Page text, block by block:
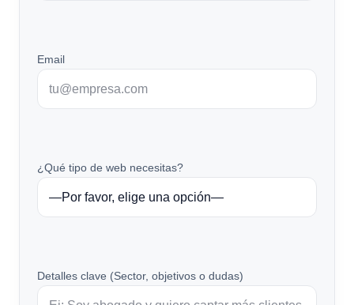
Email
¿Qué tipo de web necesitas?
Detalles clave (Sector, objetivos o dudas)